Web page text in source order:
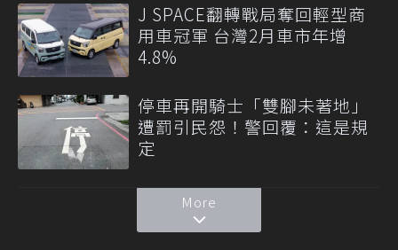
J SPACE翻轉戰局奪回輕型商
用車冠軍 台灣2月車市年增
4.8%
停車再開騎士「雙腳未著地」
遭罰引民怨！警回覆：這是規
定
More